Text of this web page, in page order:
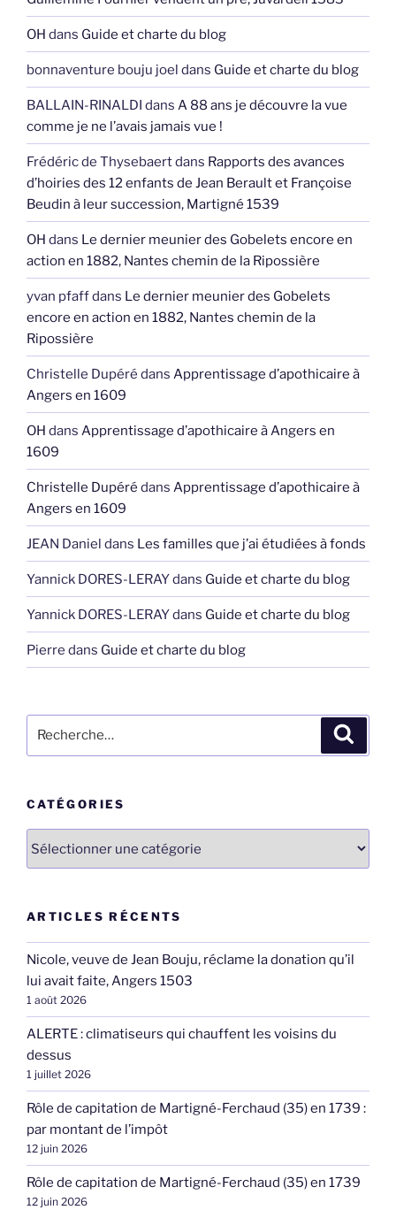
OH dans Guide et charte du blog
bonnaventure bouju joel dans Guide et charte du blog
BALLAIN-RINALDI dans A 88 ans je découvre la vue
comme je ne l’avais jamais vue !
Frédéric de Thysebaertdans Rapports des avances
d’hoiries des 12 enfants de Jean Berault et Françoise
Beudin à leur succession, Martigné 1539
OH dans Le dernier meunier des Gobelets encore en
action en 1882, Nantes chemin de la Ripossière
yvan pfaffdans Le dernier meunier des Gobelets
encore en action en 1882, Nantes chemin de la
Ripossière
Christelle Dupéré dans Apprentissage d’apothicaire à
Angers en 1609
OH dans Apprentissage d’apothicaire à Angers en
1609
Christelle Dupéré dans Apprentissage d’apothicaire à
Angers en 1609
JEAN Daniel dans Les familles que j’ai étudiées à fonds
Yannick DORES-LERAYdans Guide et charte du blog
Yannick DORES-LERAYdans Guide et charte du blog
Pierre dans Guide et charte du blog
pour
CATÉGORIES
ARTICLES RÉCENTS
Nicole, veuve de Jean Bouju, réclame la donation qu’il
lui avait faite, Angers 1503
1 août 2026
ALERTE : climatiseurs qui chauffent les voisins du
dessus
1 juillet 2026
Rôle de capitation de Martigné-Ferchaud (35) en 1739 :
par montant de l’impôt
12 juin 2026
Rôle de capitation de Martigné-Ferchaud (35) en 1739
12 juin 2026